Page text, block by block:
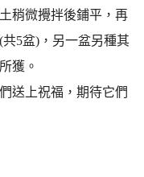
稍微攪拌後鋪平，再
5盆)，另一盆另種其
獲。
送上祝福，期待它們